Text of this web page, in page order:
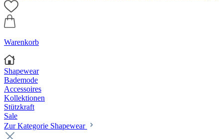
Warenkorb
Shapewear
Bademode
Accessoires
Kollektionen
Stützkraft
Sale
Zur Kategorie Shapewear